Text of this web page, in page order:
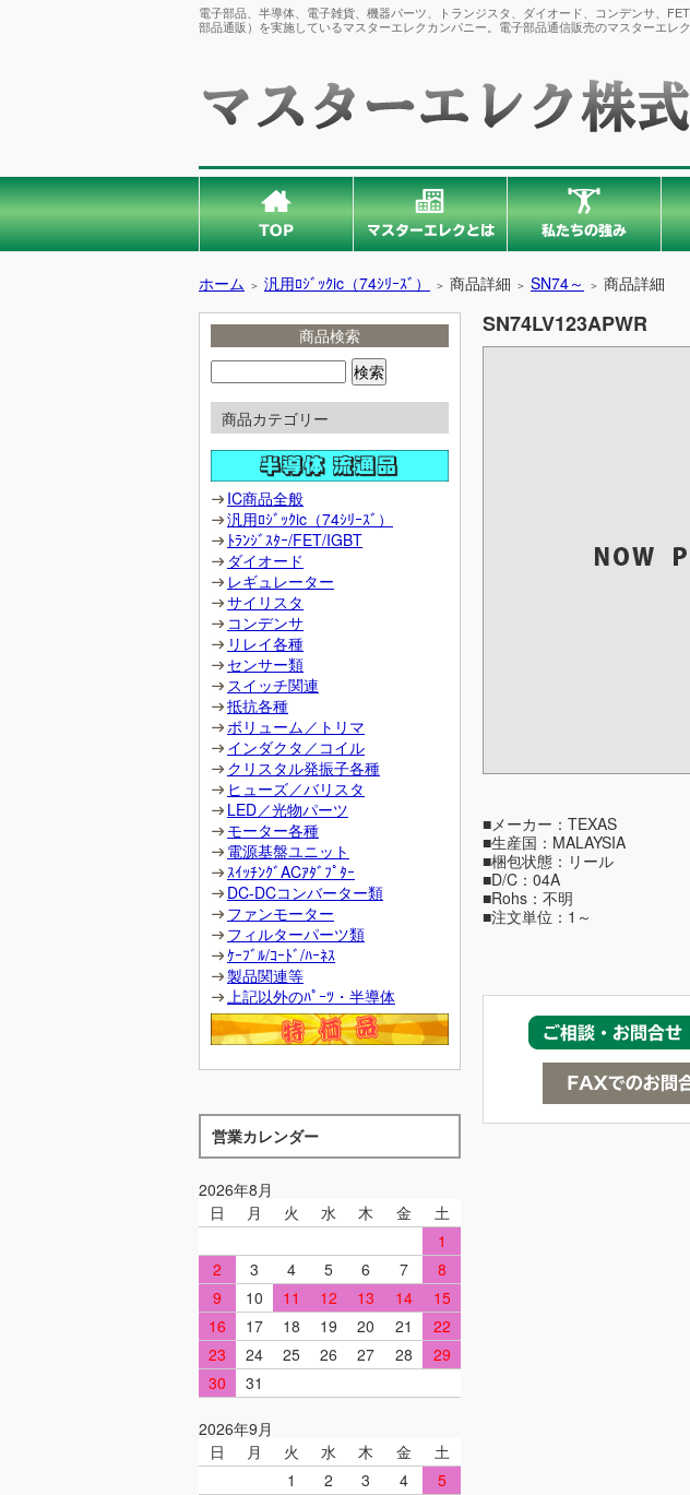
電子部品、半導体、電子雑貨、機器パーツ、トランジスタ、ダイオード、コンデンサ、
部品通販）を実施しているマスターエレクカンパニー。電子部品通信販売のマスターエレ
ホーム ＞ 汎用ﾛｼﾞｯｸic（74ｼﾘｰｽﾞ） ＞ 商品詳細 ＞ SN74～ ＞ 商品詳細
商品検索
商品カテゴリー
IC商品全般
汎用ﾛｼﾞｯｸic（74ｼﾘｰｽﾞ）
ﾄﾗﾝｼﾞｽﾀｰ/FET/IGBT
ダイオード
レギュレーター
サイリスタ
コンデンサ
リレイ各種
センサー類
スイッチ関連
抵抗各種
ボリューム／トリマ
インダクタ／コイル
クリスタル発振子各種
ヒューズ／バリスタ
LED／光物パーツ
モーター各種
電源基盤ユニット
ｽｲｯﾁﾝｸﾞACｱﾀﾞﾌﾟﾀｰ
DC-DCコンバーター類
ファンモーター
フィルターパーツ類
ｹｰﾌﾞﾙ/ｺｰﾄﾞ/ﾊｰﾈｽ
製品関連等
上記以外のﾊﾟｰﾂ・半導体
営業カレンダー
2026年8月
日
月 火 水 木 金
土
1
2
3 4 5 6 7
8
9
10 11 12 13 14
15
16
17 18 19 20 21
22
23
24 25 26 27 28
29
30
31
2026年9月
日
月 火 水 木 金
土
1
2 3 4
5
SN74LV123APWR
■メーカー：TEXAS
■生産国：MALAYSIA
■梱包状態：リール
■D/C：04A
■Rohs：不明
■注文単位：1～